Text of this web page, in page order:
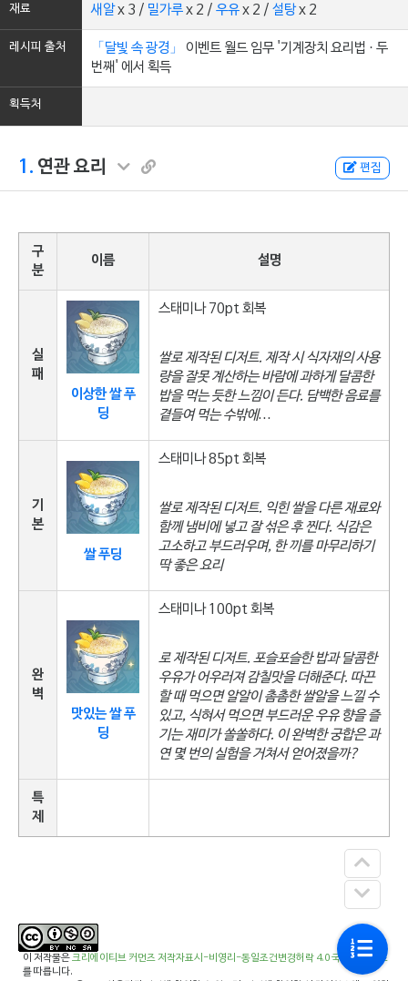
재료 새알x 3 / 밀가루x 2 / 우유x 2 / 설탕x 2
레시피 출처 「달빛 속 광경」
이벤트 월드 임무 '기계장치 요리법 · 두
번째' 에서 획득
획득처
1. 연관 요리 편집
구
분
이름 설명
실
패
이상한 쌀 푸
딩
스태미나 70pt 회복
쌀로 제작된 디저트. 제작 시 식자재의 사용
량을 잘못 계산하는 바람에 과하게 달콤한
밥을 먹는 듯한 느낌이 든다. 담백한 음료를
곁들여 먹는 수밖에…
기
본
쌀 푸딩
스태미나 85pt 회복
쌀로 제작된 디저트. 익힌 쌀을 다른 재료와
함께 냄비에 넣고 잘 섞은 후 찐다. 식감은
고소하고 부드러우며, 한 끼를 마무리하기
딱 좋은 요리
완
벽
맛있는 쌀 푸
딩
스태미나 100pt 회복
로 제작된 디저트. 포슬포슬한 밥과 달콤한
우유가 어우러져 감칠맛을 더해준다. 따끈
할 때 먹으면 알알이 촘촘한 쌀알을 느낄 수
있고, 식혀서 먹으면 부드러운 우유 향을 즐
기는 재미가 쏠쏠하다. 이 완벽한 궁합은 과
연 몇 번의 실험을 거쳐서 얻어졌을까?
특
제
이 저작물은크리에이티브 커먼즈 저작자표시-비영리-동일조건변경허락 4.0 국제 라이선스
를 따릅니다.